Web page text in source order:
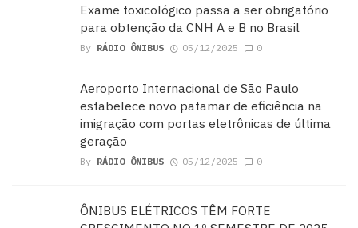
Exame toxicológico passa a ser obrigatório
para obtenção da CNH A e B no Brasil
By RÁDIO ÔNIBUS 05/12/2025 0
Aeroporto Internacional de São Paulo
estabelece novo patamar de eficiência na
imigração com portas eletrônicas de última
geração
By RÁDIO ÔNIBUS 05/12/2025 0
ÔNIBUS ELÉTRICOS TÊM FORTE